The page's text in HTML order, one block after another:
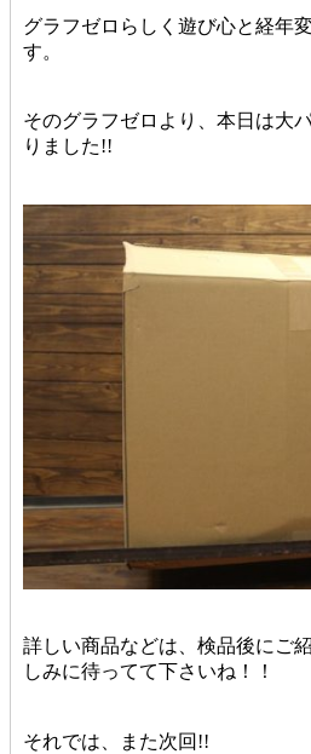
グラフゼロらしく遊び心と経年
す。
そのグラフゼロより、本日は大
りました!!
詳しい商品などは、検品後にご
しみに待ってて下さいね！！
それでは、また次回!!